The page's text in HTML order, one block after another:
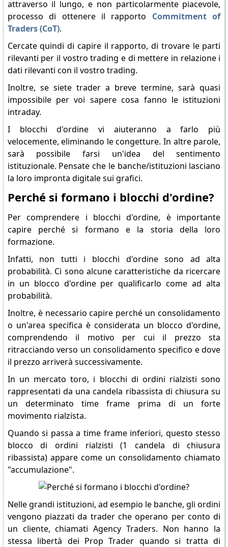
attraverso il lungo, e non particolarmente piacevole,
processo di ottenere il rapporto Commitment of
Traders (CoT).
Cercate quindi di capire il rapporto, di trovare le parti
rilevanti per il vostro trading e di mettere in relazione i
dati rilevanti con il vostro trading.
Inoltre, se siete trader a breve termine, sarà quasi
impossibile per voi sapere cosa fanno le istituzioni
intraday.
I blocchi d'ordine vi aiuteranno a farlo più
velocemente, eliminando le congetture. In altre parole,
sarà possibile farsi un'idea del sentimento
istituzionale. Pensate che le banche/istituzioni lasciano
la loro impronta digitale sui grafici.
Perché si formano i blocchi d'ordine?
Per comprendere i blocchi d'ordine, è importante
capire perché si formano e la storia della loro
formazione.
Infatti, non tutti i blocchi d'ordine sono ad alta
probabilità. Ci sono alcune caratteristiche da ricercare
in un blocco d'ordine per qualificarlo come ad alta
probabilità.
Inoltre, è necessario capire perché un consolidamento
o un'area specifica è considerata un blocco d'ordine,
comprendendo il motivo per cui il prezzo sta
ritracciando verso un consolidamento specifico e dove
il prezzo arriverà successivamente.
In un mercato toro, i blocchi di ordini rialzisti sono
rappresentati da una candela ribassista di chiusura su
un determinato time frame prima di un forte
movimento rialzista.
Quando si passa a time frame inferiori, questo stesso
blocco di ordini rialzisti (1 candela di chiusura
ribassista) appare come un consolidamento chiamato
"accumulazione".
Nelle grandi istituzioni, ad esempio le banche, gli ordini
vengono piazzati da trader che operano per conto di
un cliente, chiamati Agency Traders. Non hanno la
stessa libertà dei Prop Trader quando si tratta di